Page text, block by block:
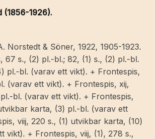
(1856-1926).
Norstedt & Söner, 1922, 1905-1923.
67 s., (2) pl.-bl.; 82, (1) s., (2) pl.-bl.
pl.-bl. (varav ett vikt). + Frontespis,
(varav ett vikt). + Frontespis, xij,
bl. (varav ett vikt). + Frontespis,
karta, (3) pl.-bl. (varav ett
viij, 220 s., (1) utvikbar karta, (10)
vikt). + Frontespis, viij, (1), 278 s.,